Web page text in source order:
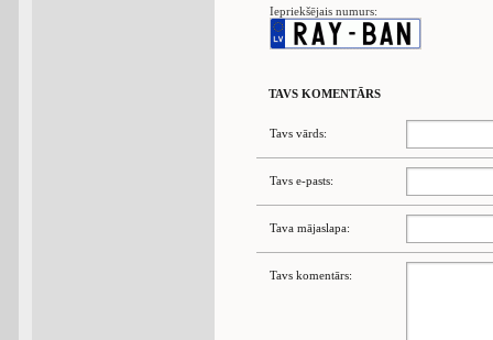
Iepriekšējais numurs:
TAVS KOMENTĀRS
Tavs vārds:
Tavs e-pasts:
Tava mājaslapa:
Tavs komentārs: